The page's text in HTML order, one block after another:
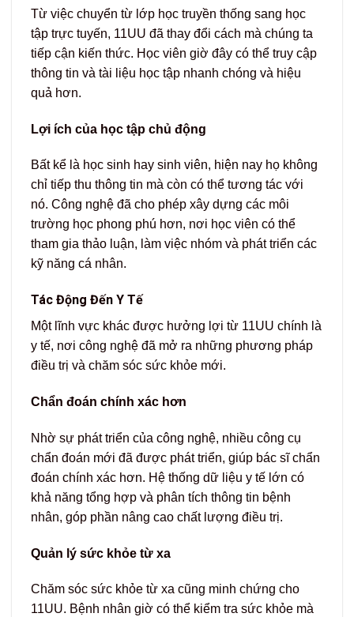
Từ việc chuyển từ lớp học truyền thống sang học
tập trực tuyến, 11UU đã thay đổi cách mà chúng ta
tiếp cận kiến thức. Học viên giờ đây có thể truy cập
thông tin và tài liệu học tập nhanh chóng và hiệu
quả hơn.
Lợi ích của học tập chủ động
Bất kể là học sinh hay sinh viên, hiện nay họ không
chỉ tiếp thu thông tin mà còn có thể tương tác với
nó. Công nghệ đã cho phép xây dựng các môi
trường học phong phú hơn, nơi học viên có thể
tham gia thảo luận, làm việc nhóm và phát triển các
kỹ năng cá nhân.
Tác Động Đến Y Tế
Một lĩnh vực khác được hưởng lợi từ 11UU chính là
y tế, nơi công nghệ đã mở ra những phương pháp
điều trị và chăm sóc sức khỏe mới.
Chẩn đoán chính xác hơn
Nhờ sự phát triển của công nghệ, nhiều công cụ
chẩn đoán mới đã được phát triển, giúp bác sĩ chẩn
đoán chính xác hơn. Hệ thống dữ liệu y tế lớn có
khả năng tổng hợp và phân tích thông tin bệnh
nhân, góp phần nâng cao chất lượng điều trị.
Quản lý sức khỏe từ xa
Chăm sóc sức khỏe từ xa cũng minh chứng cho
11UU. Bệnh nhân giờ có thể kiểm tra sức khỏe mà